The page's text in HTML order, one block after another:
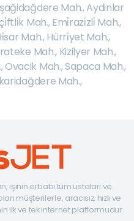
Mah.,Aydinlar
Mah.,Emi̇razi̇zli̇ Mah.,
Mah.,Hürri̇yet Mah.,
Mah., Kizilyer Mah.,
,Ovacik Mah.,Sapaca Mah.,
Mah.,
işinin erbabı tüm ustaları ve
müşterilerle, aracısız, hızlı ve
ilk ve tek internet platformudur.